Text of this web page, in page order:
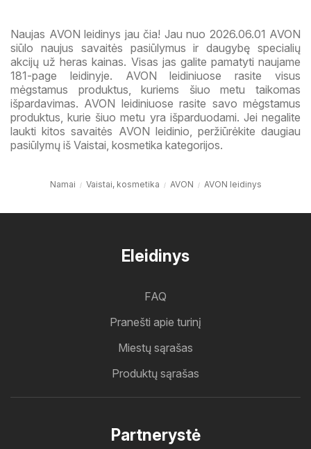
Naujas AVON leidinys jau čia! Jau nuo 2026.06.01 AVON
siūlo naujus savaitės pasiūlymus ir daugybę specialių
akcijų už heras kainas. Visas jas galite pamatyti naujame
181-page leidinyje. AVON leidiniuose rasite visus
mėgstamus produktus, kuriems šiuo metu taikomas
išpardavimas. AVON leidiniuose rasite savo mėgstamus
produktus, kurie šiuo metu yra išparduodami. Jei negalite
laukti kitos savaitės AVON leidinio, peržiūrėkite daugiau
pasiūlymų iš Vaistai, kosmetika kategorijos.
Namai Vaistai, kosmetika AVON AVON leidinys
Eleidinys
FAQ
Pranešti apie turinį
Miestų sąrašas
Produktų sąrašas
Partnerystė